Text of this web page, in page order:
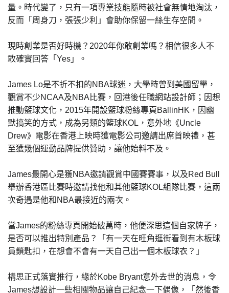
量。時代變了，只有一項專業技能隨時被社會無情地淘汰，
反而「周身刀，張張少利」會助你保留一絲生存空間。
現時創業是否好時機？2020年你敢創業嗎？相信很多人不
敢確實回答「Yes」。
James Lo是不折不扣的NBA球迷，大學時曾到美國留學，
觀賞不少NCAA及NBA比賽，回港後任職網站設計師；因想
推動籃球文化，2015年開設籃球粉絲專頁BallinHK，因幽
默搞笑的方式，成為另類的籃球KOL，意外地《Uncle
Drew》電影在香港上映時獲電影公司邀請出席首映禮，甚
至獲幾個運動品牌提供贊助，讓他始料不及。
James最開心是獲NBA邀請觀賞中國賽賽事，以及Red Bull
舉辦香港區比賽時邀請找他和其他籃球KOL組隊比賽，這兩
次奇遇是他和NBA最接近的兩次。
當James的粉絲專頁開始破萬時，他便深思這個自家牌子，
是否可以推出特別產品？「有一天在旺角逛街看到有木板球
員鎖匙扣，在想會不會有一天自己出一個木板球衣？」
構思正式落實推行，緣於Kobe Bryant意外去世的消息，令
James想設計一些相關物品讓自己紀念一下偶像，「然後香